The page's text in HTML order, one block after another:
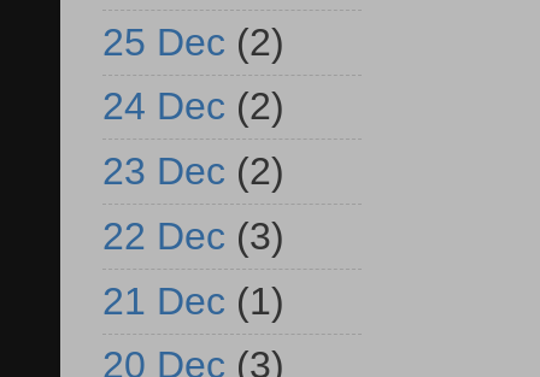
25 Dec (2)
24 Dec (2)
23 Dec (2)
22 Dec (3)
21 Dec (1)
20 Dec (3)